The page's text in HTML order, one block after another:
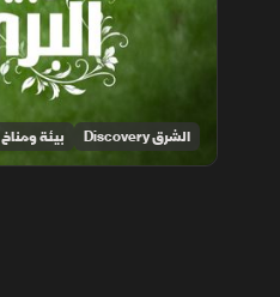
الشرق Discovery بيئة ومناخ